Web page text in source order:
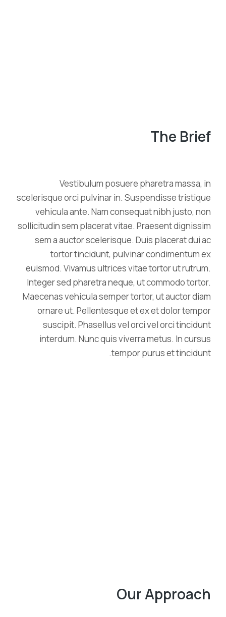
The Brief
Vestibulum posuere pharetra massa, in
scelerisque orci pulvinar in. Suspendisse tristique
vehicula ante. Nam consequat nibh justo, non
sollicitudin sem placerat vitae. Praesent dignissim
sem a auctor scelerisque. Duis placerat dui ac
tortor tincidunt, pulvinar condimentum ex
euismod. Vivamus ultrices vitae tortor ut rutrum.
Integer sed pharetra neque, ut commodo tortor.
Maecenas vehicula semper tortor, ut auctor diam
ornare ut. Pellentesque et ex et dolor tempor
suscipit. Phasellus vel orci vel orci tincidunt
interdum. Nunc quis viverra metus. In cursus
tempor purus et tincidunt.
Our Approach